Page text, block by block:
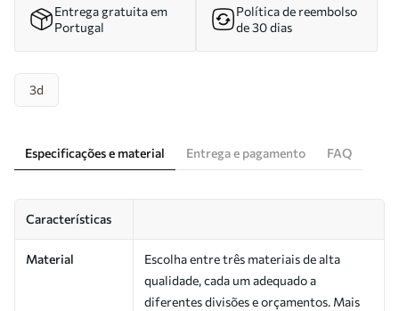
Entrega gratuita em
Portugal
Política de reembolso
de 30 dias
3d
Especificações e material Entrega e pagamento FAQ
Características
Material
Escolha entre três materiais de alta
qualidade, cada um adequado a
diferentes divisões e orçamentos. Mais